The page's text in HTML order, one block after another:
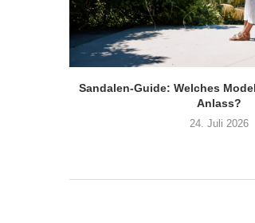
Sandalen-Guide: Welches
Anlass?
24. Juli 2026